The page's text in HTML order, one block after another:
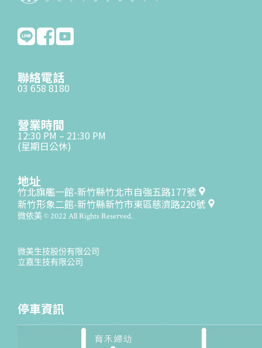
聯絡電話
03 658 8180
營業時間
12:30 PM – 21:30 PM
(星期日公休)
地址
竹北旗艦一館-新竹縣竹北市自強五路177號
新竹形象二館-新竹縣新竹市東區慈濟路220號
微依美 © 2022 All Rights Reserved.
微美生技股份有限公司
立嘉生技有限公司
停車資訊